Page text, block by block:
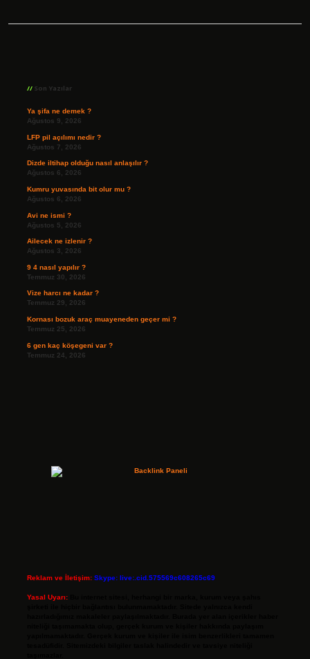
Son Yazılar
Ya şifa ne demek ?
Ağustos 9, 2026
LFP pil açılımı nedir ?
Ağustos 7, 2026
Dizde iltihap olduğu nasıl anlaşılır ?
Ağustos 6, 2026
Kumru yuvasında bit olur mu ?
Ağustos 6, 2026
Avi ne ismi ?
Ağustos 5, 2026
Ailecek ne izlenir ?
Ağustos 3, 2026
9 4 nasıl yapılır ?
Temmuz 30, 2026
Vize harcı ne kadar ?
Temmuz 29, 2026
Kornası bozuk araç muayeneden geçer mi ?
Temmuz 25, 2026
6 gen kaç köşegeni var ?
Temmuz 24, 2026
Reklam ve İletişim: Skype: live:.cid.575569c608265c69
Yasal Uyarı: